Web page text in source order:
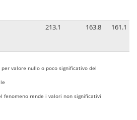
213.1 163.8 161.1
valore nullo o poco significativo del
fenomeno rende i valori non significativi